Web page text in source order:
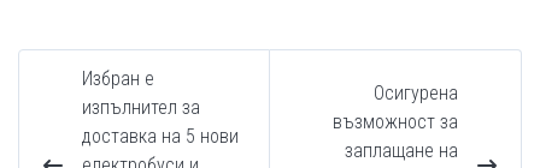
Избран е
изпълнител за
доставка на 5 нови
Осигурена
възможност за
заплащане на